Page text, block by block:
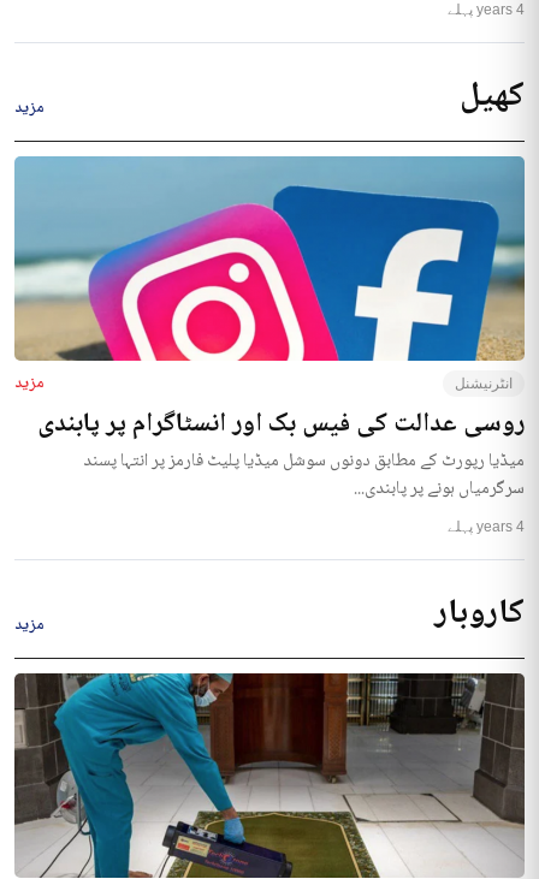
4 years پہلے
کھیل مزید
انٹرنیشنل مزید
روسی عدالت کی فیس بک اور انسٹاگرام پر پابندی
میڈیا رپورٹ کے مطابق دونوں سوشل میڈیا پلیٹ فارمز پر انتہا پسند
سرگرمیاں ہونے پر پابندی...
4 years پہلے
کاروبار مزید